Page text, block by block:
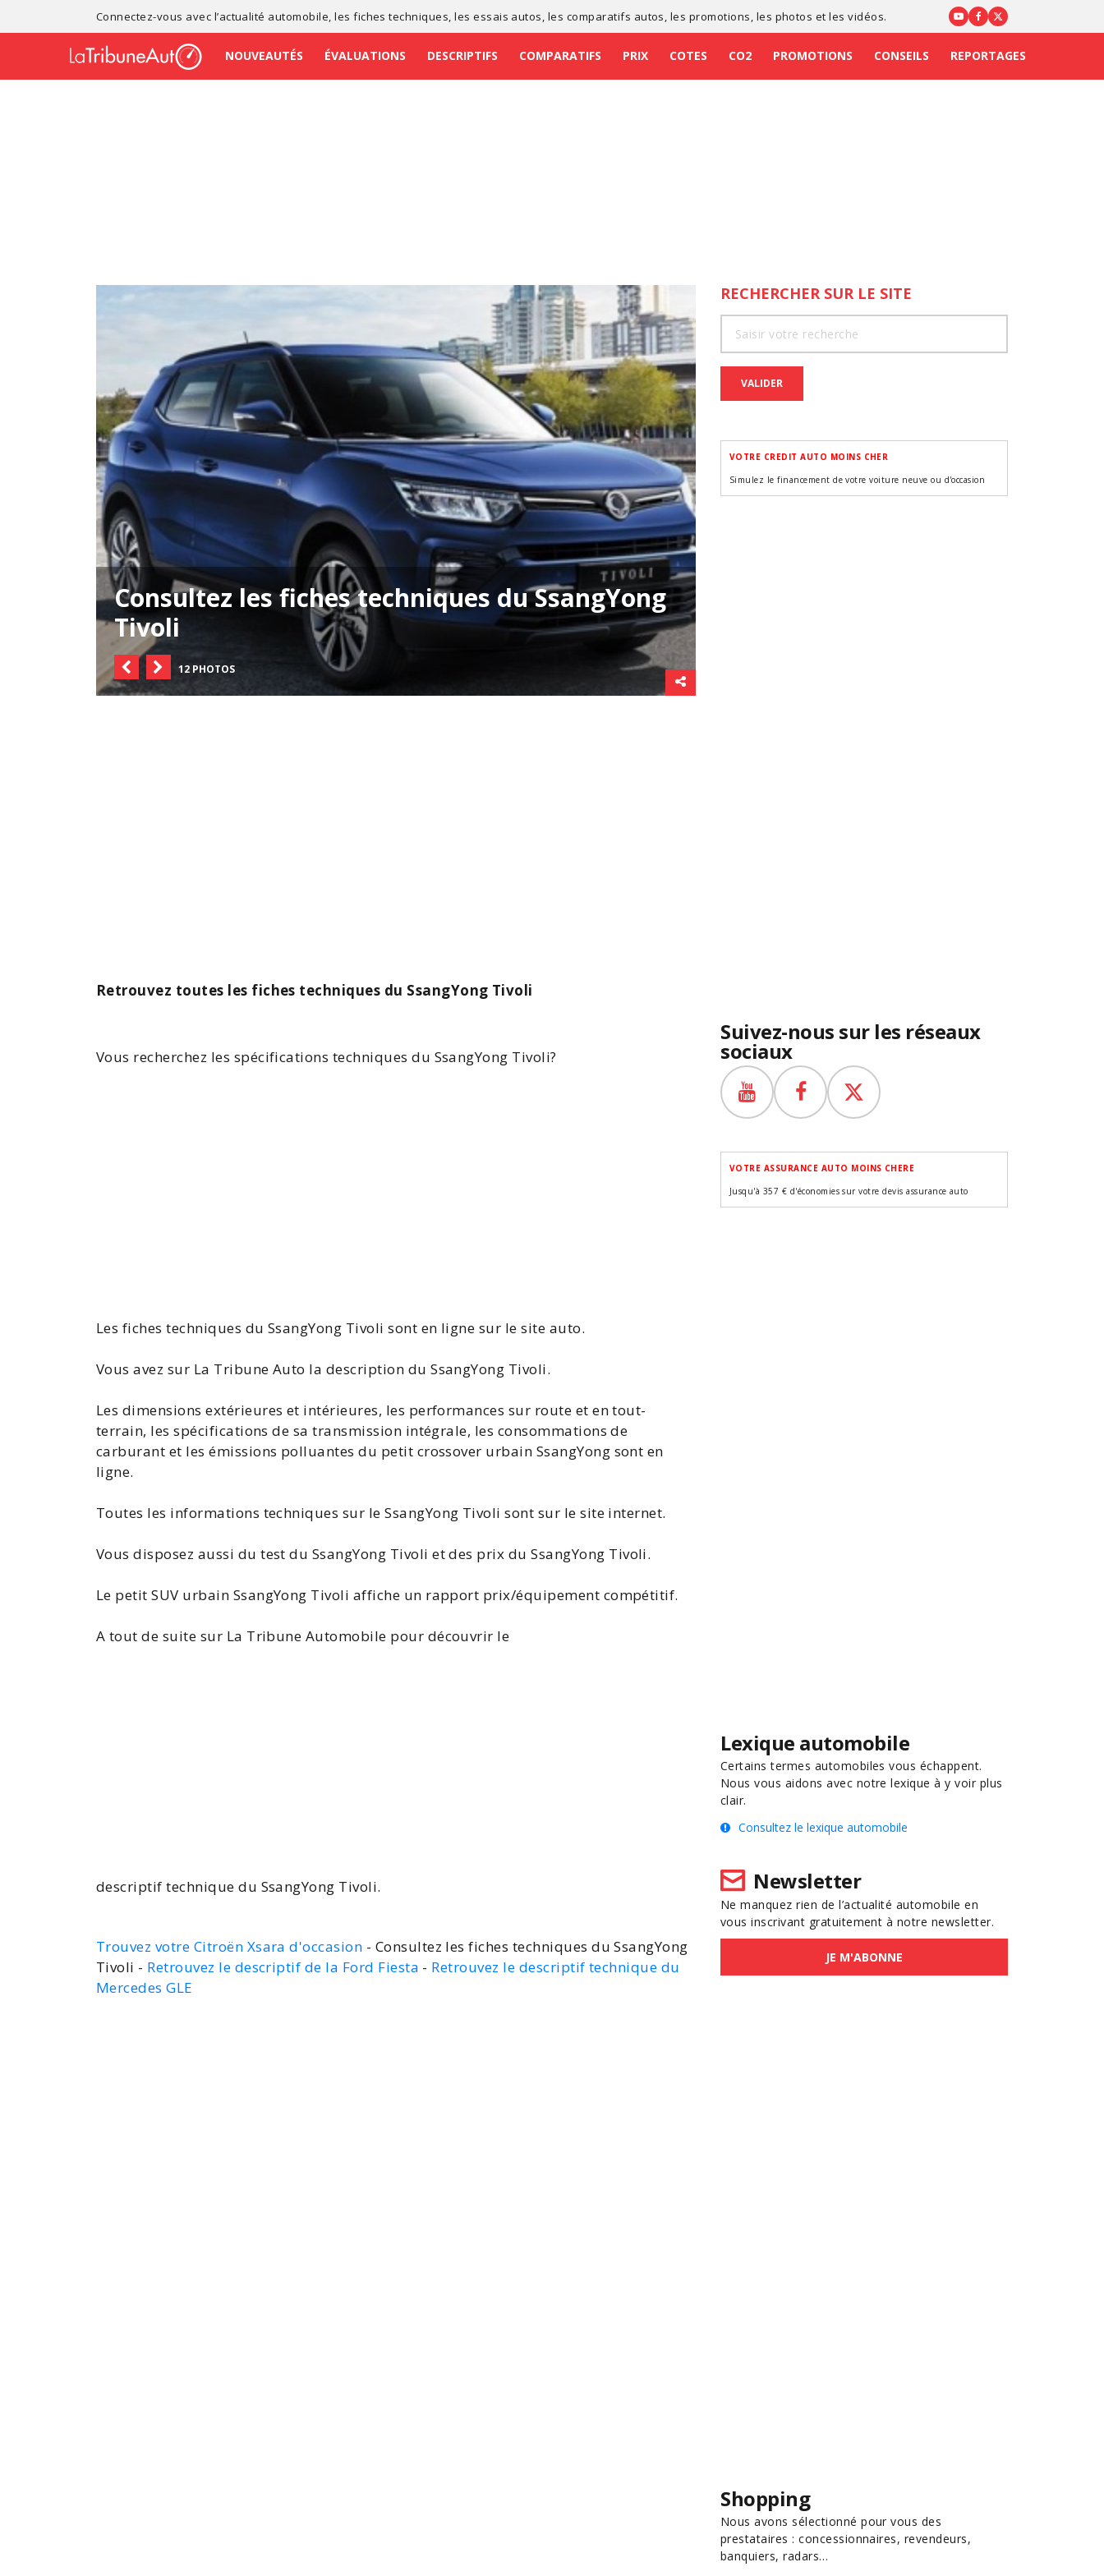
Connectez-vous avec l’actualité automobile , lesfiches techniques , lesessais autos , les comparatifs autos , les promotions , les photos et les vidéos.
NOUVEAUTÉS ÉVALUATIONS DESCRIPTIFS COMPARATIFS PRIX COTES CO2 PROMOTIONS CONSEILS REPORTAGES
Consultez les fiches techniques du SsangYong
Tivoli
12 PHOTOS
Retrouvez toutes les fiches techniques du SsangYong Tivoli
Vous recherchez les spécifications techniques du SsangYong Tivoli?
Les fiches techniques du SsangYong Tivoli sont en ligne sur le site auto.
Vous avez sur La Tribune Auto la description du SsangYong Tivoli.
Les dimensions extérieures et intérieures, les performances sur route et en tout-
terrain, les spécifications de sa transmission intégrale, les consommations de
carburant et les émissions polluantes du petit crossover urbain SsangYong sont en
ligne.
Toutes les informations techniques sur le SsangYong Tivoli sont sur le site internet.
Vous disposez aussi dutest du SsangYong Tivoli et des prix du SsangYong Tivoli.
Le petit SUV urbain SsangYong Tivoli affiche un rapport prix/équipement compétitif.
A tout de suite sur La Tribune Automobile pour découvrir le
descriptif technique du SsangYong Tivoli.
Trouvez votre Citroën Xsara d'occasion - Consultez les fiches techniques du SsangYong
Tivoli - Retrouvez le descriptif de la Ford Fiesta - Retrouvez le descriptif technique du
Mercedes GLE
RECHERCHER SUR LE SITE
VALIDER
VOTRE CREDIT AUTO MOINS CHER
Simulez le financement de votre voiture neuve ou d'occasion
Suivez-nous sur les réseaux
sociaux
VOTRE ASSURANCE AUTO MOINS CHERE
Jusqu'à 357 € d'économies sur votre devis assurance auto
Lexique automobile
Certains termes automobiles vous échappent.
Nous vous aidons avec notre lexique à y voir plus
clair.
Consultez le lexique automobile
Newsletter
Ne manquez rien de l’actualité automobile en
vous inscrivant gratuitement à notre newsletter.
JE M'ABONNE
Shopping
Nous avons sélectionné pour vous des
prestataires : concessionnaires, revendeurs,
banquiers, radars…